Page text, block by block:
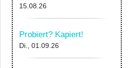
15.08.26
Probiert? Kapiert!
Di., 01.09.26